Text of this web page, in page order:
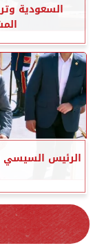
السعودية
الرئيس السيسي